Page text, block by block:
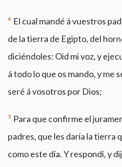
4 El cual mandé á vuestros
de la tierra de Egipto, del
diciéndoles: Oid mi voz, y
á todo lo que os mando, y me
seré á vosotros por Dios;
5 Para que confirme el
padres, que les daría la tierra
como este día. Y respondí, y